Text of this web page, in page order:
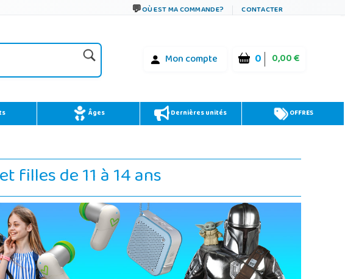
OÙ EST MA COMMANDE? CONTACTER
Mon compte 0 0,00 €
Âges Dernières unités OFFRES
filles de 11 à 14 ans